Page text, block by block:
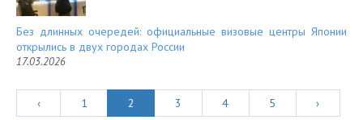
Без длинных очередей: официальные визовые центры Японии
открылись в двух городах России
17.03.2026
‹ 1 2 3 4 5
›